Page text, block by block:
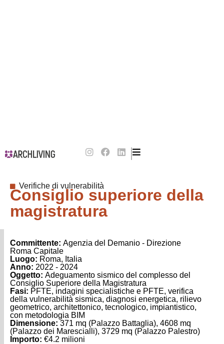
Verifiche di vulnerabilità
Consiglio superiore della
magistratura
Committente: Agenzia del Demanio - Direzione
Roma Capitale
Luogo: Roma, Italia
Anno: 2022 - 2024
Oggetto: Adeguamento sismico del complesso del
Consiglio Superiore della Magistratura
Fasi: PFTE, indagini specialistiche e PFTE, verifica
della vulnerabilità sismica, diagnosi energetica, rilievo
geometrico, architettonico, tecnologico, impiantistico,
con metodologia BIM
Dimensione: 371 mq (Palazzo Battaglia), 4608 mq
(Palazzo dei Marescialli), 3729 mq (Palazzo Palestro)
Importo: €4.2 milioni